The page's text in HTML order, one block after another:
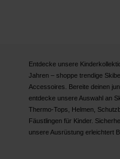
Entdecke unsere
Jahren – shoppe trendige
Accessoires. Bereite deinen
entdecke unsere Auswahl an
Thermo-Tops, Helmen,
Fäustlingen für Kinder.
unsere Ausrüstung erleichtert